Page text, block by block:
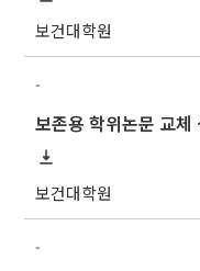
보건대학원
-
보존용 학위논문 교체
보건대학원
-